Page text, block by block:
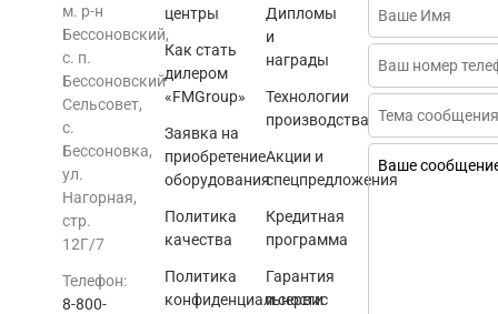
м. р-н
Бессоновский,
с. п.
Бессоновский
Сельсовет,
с.
Бессоновка,
ул.
Нагорная,
стр.
12Г/7
Телефон:
8-800-
центры
Как стать
дилером
«FMGroup»
Заявка на
приобретение
оборудования
Политика
качества
Политика
конфиденциальности
Дипломы
и
награды
Технологии
производства
Акции и
спецпредложения
Кредитная
программа
Гарантия
и сервис